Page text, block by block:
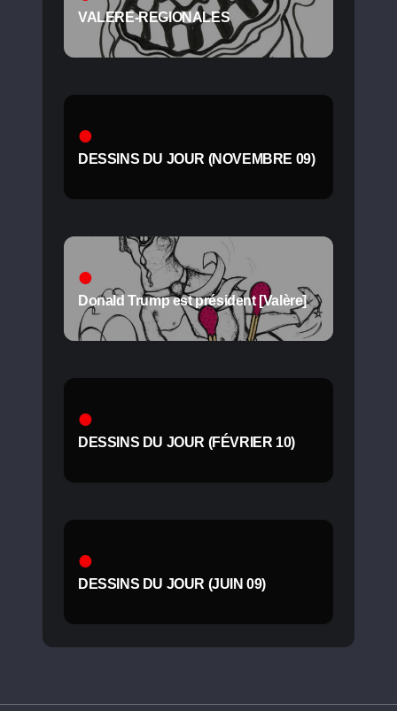
VALERE-REGIONALES
DESSINS DU JOUR (NOVEMBRE 09)
Donald Trump est président [Valère]
DESSINS DU JOUR (FÉVRIER 10)
DESSINS DU JOUR (JUIN 09)